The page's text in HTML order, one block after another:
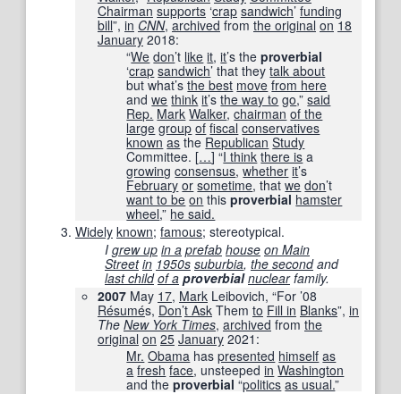
Chairman supports ‘crap sandwich’ funding
bill”, in CNN‎,archived from the original on 18
January 2018:
“We don’t like it,it’s theproverbial
‘crap sandwich’ that theytalk about
but what’sthe best move from here
andwe think it’sthe way to go,”said
Rep. Mark Walker,chairman of the
large group of fiscal conservatives
known as the Republican Study
Committee. […] “I think there is a
growing consensus,whether it’s
February or sometime, thatwe don’t
want to be on thisproverbial hamster
wheel,” he said.
Widely known; famous; stereotypical.
I grew up in a prefab house on Main
Street in 1950s suburbia, the secondand
last child of a proverbial nuclearfamily.
2007 May 17, Mark Leibovich, “For ’08
Résumés, Don’t Ask Them to Fill in Blanks”, in
The New York Times‎, archived from the
original on 25 January 2021 :
Mr. Obama haspresented himself as
a fresh face, unsteepedin Washington
and theproverbial “politics as usual.”